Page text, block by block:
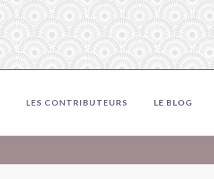
LES CONTRIBUTEURS LE BLOG